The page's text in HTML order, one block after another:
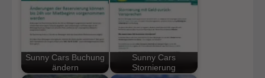
Sunny Cars Buchung
ändern
Sunny Cars
Stornierung